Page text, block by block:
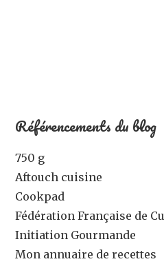
Référencements du blog
750 g
Aftouch cuisine
Cookpad
Fédération Française de
Initiation Gourmande
Mon annuaire de recettes